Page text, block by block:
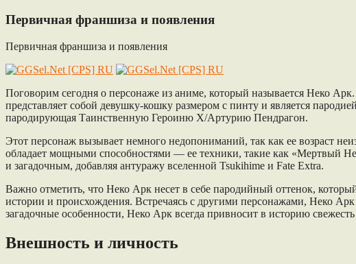
Первичная франшиза и появления
Первичная франшиза и появления
Поговорим сегодня о персонаже из аниме, который называется Неко
представляет собой девушку-кошку размером с пинту и является
пародирующая Таинственную Героиню X/Артурию Пендрагон.
Этот персонаж вызывает немного недопониманий, так как ее возраст
обладает мощными способностями — ее техники, такие как «Мертвый
и загадочным, добавляя антуражу вселенной Tsukihime и Fate Extra.
Важно отметить, что Неко Арк несет в себе пародийный оттенок,
истории и происхождения. Встречаясь с другими персонажами, Неко
загадочные особенности, Неко Арк всегда привносит в историю
Внешность и личность